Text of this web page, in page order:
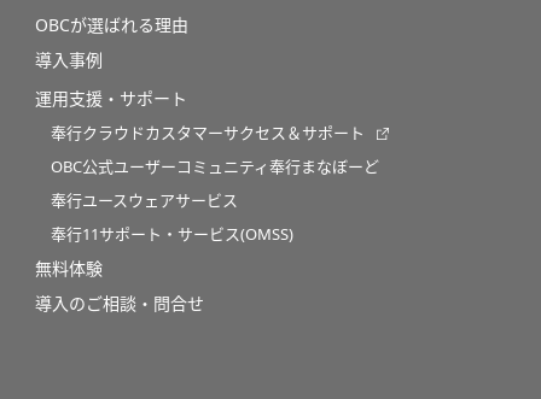
OBCが選ばれる理由
導入事例
運用支援・サポート
奉行クラウドカスタマーサクセス＆サポート
OBC公式ユーザーコミュニティ奉行まなぼーど
奉行ユースウェアサービス
奉行11サポート・サービス(OMSS)
無料体験
導入のご相談・問合せ